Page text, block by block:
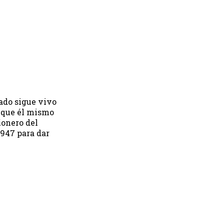
sigue vivo
él mismo
del
para dar